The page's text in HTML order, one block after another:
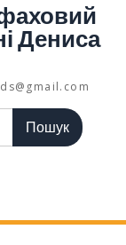
Дениса